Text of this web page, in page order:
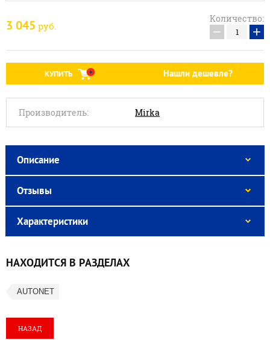
3 045 руб.
Количество:
− +
КУПИТЬ Нашли дешевле?
Производитель: Mirka
Описание
Отзывы
Характеристики
НАХОДИТСЯ В РАЗДЕЛАХ
AUTONET
НАЗАД